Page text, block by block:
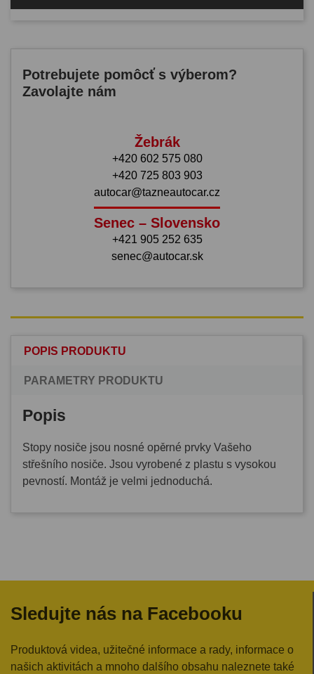
Potrebujete pomôcť s výberom?
Zavolajte nám
Žebrák
+420 602 575 080
+420 725 803 903
autocar@tazneautocar.cz
Senec – Slovensko
+421 905 252 635
senec@autocar.sk
POPIS PRODUKTU
PARAMETRY PRODUKTU
Popis
Stopy nosiče jsou nosné opěrné prvky Vašeho
střešního nosiče. Jsou vyrobené z plastu s vysokou
pevností. Montáž je velmi jednoduchá.
Sledujte nás na Facebooku
Produktová videa, užitečné informace a rady, informace o
našich aktivitách a mnoho dalšího obsahu naleznete také